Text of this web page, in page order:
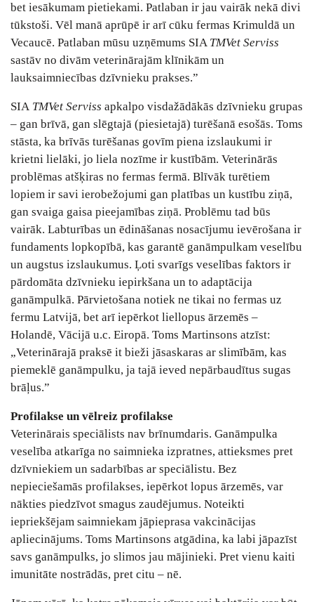
bet iesākumam pietiekami. Patlaban ir jau vairāk nekā divi
tūkstoši. Vēl manā aprūpē ir arī cūku fermas Krimuldā un
Vecaucē. Patlaban mūsu uzņēmums SIA TMVet Serviss
sastāv no divām veterinārajām klīnikām un
lauksaimniecības dzīvnieku prakses.”
SIA TMVet Serviss apkalpo visdažādākās dzīvnieku grupas
– gan brīvā, gan slēgtajā (piesietajā) turēšanā esošās. Toms
stāsta, ka brīvās turēšanas govīm piena izslaukumi ir
krietni lielāki, jo liela nozīme ir kustībām. Veterinārās
problēmas atšķiras no fermas fermā. Blīvāk turētiem
lopiem ir savi ierobežojumi gan platības un kustību ziņā,
gan svaiga gaisa pieejamības ziņā. Problēmu tad būs
vairāk. Labturības un ēdināšanas nosacījumu ievērošana ir
fundaments lopkopībā, kas garantē ganāmpulkam veselību
un augstus izslaukumus. Ļoti svarīgs veselības faktors ir
pārdomāta dzīvnieku iepirkšana un to adaptācija
ganāmpulkā. Pārvietošana notiek ne tikai no fermas uz
fermu Latvijā, bet arī iepērkot liellopus ārzemēs –
Holandē, Vācijā u.c. Eiropā. Toms Martinsons atzīst:
„Veterinārajā praksē it bieži jāsaskaras ar slimībām, kas
piemeklē ganāmpulku, ja tajā ieved nepārbaudītus sugas
brāļus.”
Profilakse un vēlreiz profilakse
Veterinārais speciālists nav brīnumdaris. Ganāmpulka
veselība atkarīga no saimnieka izpratnes, attieksmes pret
dzīvniekiem un sadarbības ar speciālistu. Bez
nepieciešamās profilakses, iepērkot lopus ārzemēs, var
nākties piedzīvot smagus zaudējumus. Noteikti
iepriekšējam saimniekam jāpieprasa vakcinācijas
apliecinājums. Toms Martinsons atgādina, ka labi jāpazīst
savs ganāmpulks, jo slimos jau mājinieki. Pret vienu kaiti
imunitāte nostrādās, pret citu – nē.